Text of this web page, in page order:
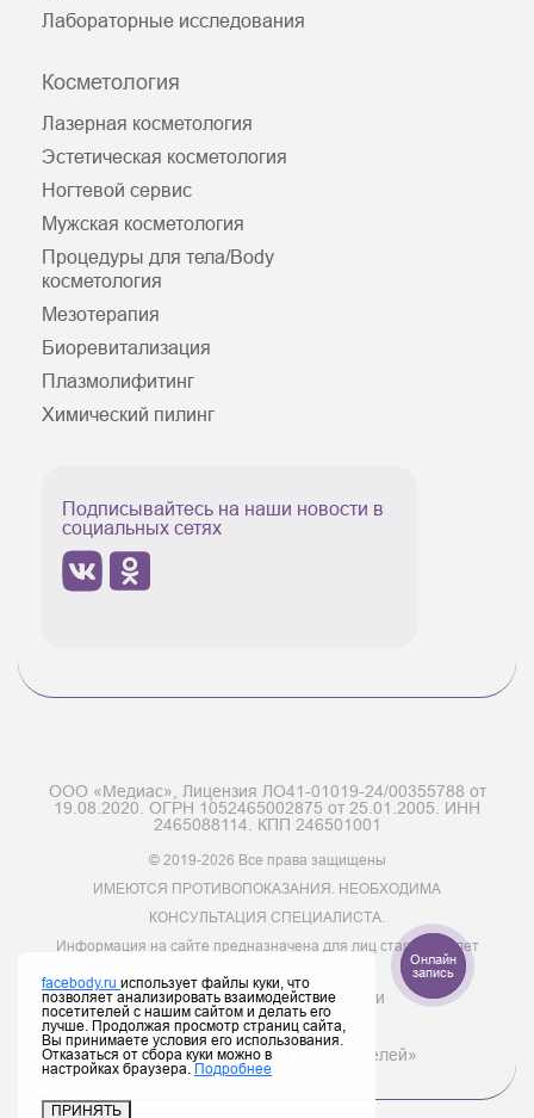
Лабораторные исследования
Косметология
Лазерная косметология
Эстетическая косметология
Ногтевой сервис
Мужская косметология
Процедуры для тела/Body
косметология
Мезотерапия
Биоревитализация
Плазмолифитинг
Химический пилинг
Подписывайтесь на наши новости в
социальных сетях
ООО «Медиас», Лицензия ЛО41-01019-24/00355788 от
19.08.2020. ОГРН 1052465002875 от 25.01.2005. ИНН
2465088114. КПП 246501001
© 2019-2026 Все права защищены
ИМЕЮТСЯ ПРОТИВОПОКАЗАНИЯ. НЕОБХОДИМА
КОНСУЛЬТАЦИЯ СПЕЦИАЛИСТА.
Информация на сайте предназначена для лиц старше 18 лет
Политика конфиденциальности
Полный перечень услуг
Закон «О защите прав потребителей»
Онлайн
запись
facebody.ru использует файлы куки, что
позволяет анализировать взаимодействие
посетителей с нашим сайтом и делать его
лучше. Продолжая просмотр страниц сайта,
Вы принимаете условия его использования.
Отказаться от сбора куки можно в
настройках браузера. Подробнее
ПРИНЯТЬ